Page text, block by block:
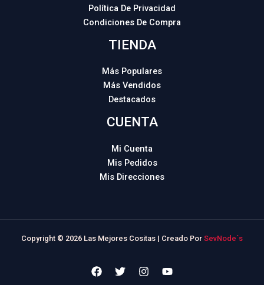
Política De Privacidad
Condiciones De Compra
TIENDA
Más Populares
Más Vendidos
Destacados
CUENTA
Mi Cuenta
Mis Pedidos
Mis Direcciones
Copyright © 2026 Las Mejores Cositas | Creado Por SevNode´s